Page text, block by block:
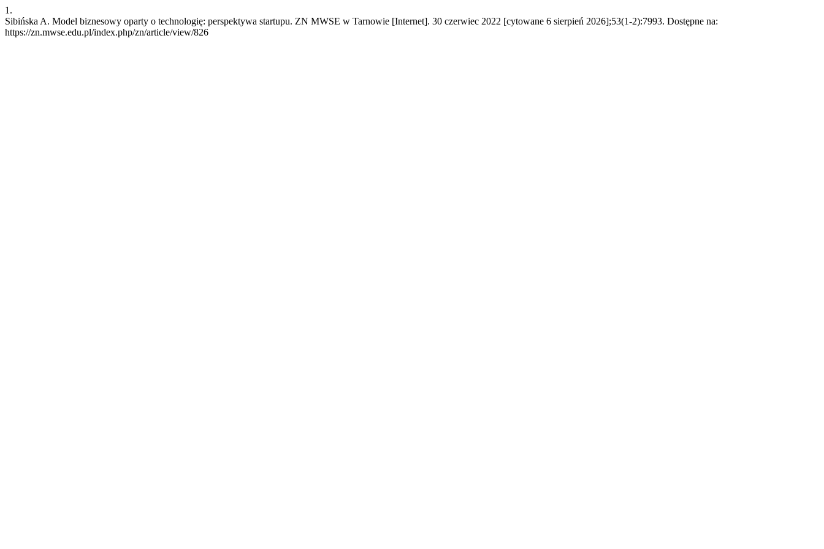
1.
Sibińska A. Model biznesowy oparty o technologię: perspektywa startupu. ZN MWSE w Tarnowie [Internet]. 30 czerwiec 2022 [cytowane 6 sierpień 2026];53(1-2):7993. Dostępne na:
https://zn.mwse.edu.pl/index.php/zn/article/view/826